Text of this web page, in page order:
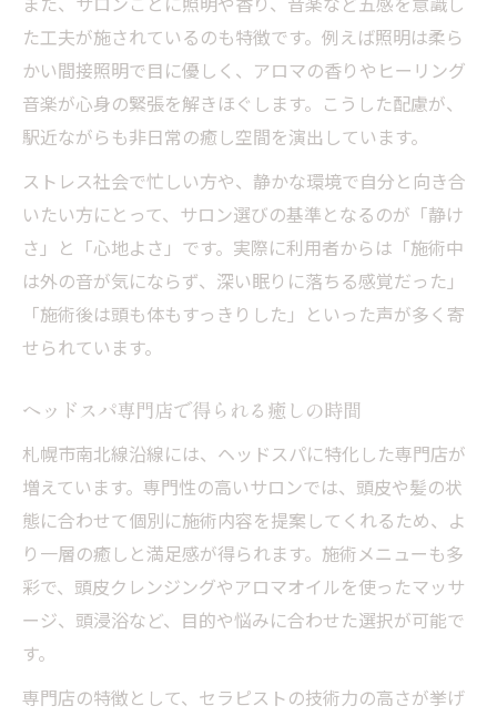
た工夫が施されているのも特徴です。例えば照明は柔ら
かい間接照明で目に優しく、アロマの香りやヒーリング
音楽が心身の緊張を解きほぐします。こうした配慮が、
駅近ながらも非日常の癒し空間を演出しています。
ストレス社会で忙しい方や、静かな環境で自分と向き合
いたい方にとって、サロン選びの基準となるのが「静け
さ」と「心地よさ」です。実際に利用者からは「施術中
は外の音が気にならず、深い眠りに落ちる感覚だった」
「施術後は頭も体もすっきりした」といった声が多く寄
せられています。
ヘッドスパ専門店で得られる癒しの時間
札幌市南北線沿線には、ヘッドスパに特化した専門店が
増えています。専門性の高いサロンでは、頭皮や髪の状
態に合わせて個別に施術内容を提案してくれるため、よ
り一層の癒しと満足感が得られます。施術メニューも多
彩で、頭皮クレンジングやアロマオイルを使ったマッサ
ージ、頭浸浴など、目的や悩みに合わせた選択が可能で
す。
専門店の特徴として、セラピストの技術力の高さが挙げ